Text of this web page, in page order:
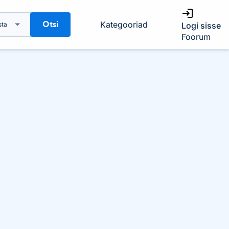
Otsi Kategooriad
Logi sisse
Foorum